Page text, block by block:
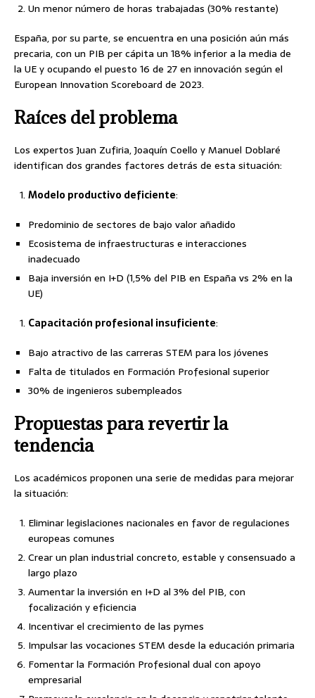
Un menor número de horas trabajadas (30% restante)
España, por su parte, se encuentra en una posición aún más
precaria, con un PIB per cápita un 18% inferior a la media de
la UE y ocupando el puesto 16 de 27 en innovación según el
European Innovation Scoreboard de 2023.
Raíces del problema
Los expertos Juan Zufiria, Joaquín Coello y Manuel Doblaré
identifican dos grandes factores detrás de esta situación:
Modelo productivo deficiente:
Predominio de sectores de bajo valor añadido
Ecosistema de infraestructuras e interacciones
inadecuado
Baja inversión en I+D (1,5% del PIB en España vs 2% en la
UE)
Capacitación profesional insuficiente:
Bajo atractivo de las carreras STEM para los jóvenes
Falta de titulados en Formación Profesional superior
30% de ingenieros subempleados
Propuestas para revertir la
tendencia
Los académicos proponen una serie de medidas para mejorar
la situación:
Eliminar legislaciones nacionales en favor de regulaciones
europeas comunes
Crear un plan industrial concreto, estable y consensuado a
largo plazo
Aumentar la inversión en I+D al 3% del PIB, con
focalización y eficiencia
Incentivar el crecimiento de las pymes
Impulsar las vocaciones STEM desde la educación primaria
Fomentar la Formación Profesional dual con apoyo
empresarial